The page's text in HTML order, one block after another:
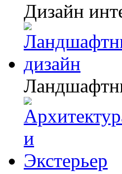
Дизайн